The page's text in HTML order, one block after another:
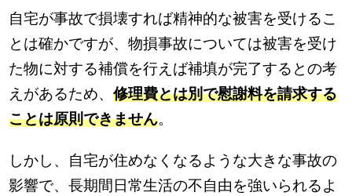
自宅が事故で損壊すれば精神的な被害を受けるこ
とは確かですが、物損事故については被害を受け
た物に対する補償を行えば補填が完了するとの考
えがあるため、修理費とは別で慰謝料を請求する
ことは原則できません。
しかし、自宅が住めなくなるような大きな事故の
影響で、長期間日常生活の不自由を強いられるよ